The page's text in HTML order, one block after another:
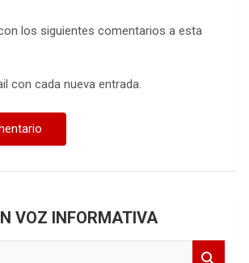
los siguientes comentarios a esta
con cada nueva entrada.
VOZ INFORMATIVA